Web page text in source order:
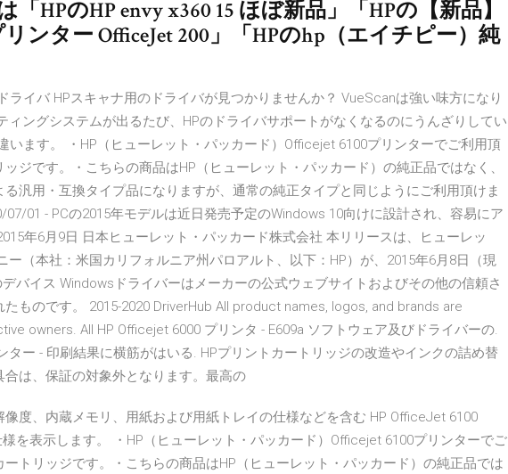
HPのHP envy x360 15 ほぼ新品」「HPの【新品】
ンター OfficeJet 200」「HPのhp（エイチピー）純
ライバ HPスキャナ用のドライバが見つかりませんか？ VueScanは強い味方になり
ィングシステムが出るたび、HPのドライバサポートがなくなるのにうんざりしてい
います。 ・HP（ヒューレット・パッカード）Officejet 6100プリンターでご利用頂
ジです。・こちらの商品はHP（ヒューレット・パッカード）の純正品ではなく、
汎用・互換タイプ品になりますが、通常の純正タイプと同じようにご利用頂けま
01 - PCの2015年モデルは近日発売予定のWindows 10向けに設計され、容易にア
年6月9日 日本ヒューレット・パッカード株式会社 本リリースは、ヒューレッ
ー（本社：米国カリフォルニア州パロアルト、以下：HP）が、2015年6月8日（現
バイス Windowsドライバーはメーカーの公式ウェブサイトおよびその他の信頼さ
ものです。 2015-2020 DriverHub All product names, logos, and brands are
owners. All HP Officejet 6000 プリンタ - E609a ソフトウェア及びドライバーの.
ター - 印刷結果に横筋がはいる. HPプリントカートリッジの改造やインクの詰め替
合は、保証の対象外となります。最高の
像度、内蔵メモリ、用紙および用紙トレイの仕様などを含む HP OfficeJet 6100
を表示します。 ・HP（ヒューレット・パッカード）Officejet 6100プリンターでご
トリッジです。・こちらの商品はHP（ヒューレット・パッカード）の純正品では